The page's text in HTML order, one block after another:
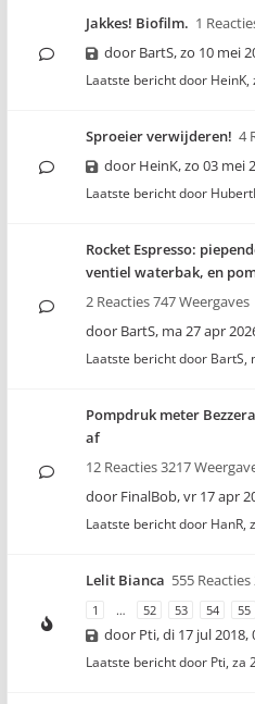
Jakkes! Biofilm. 1
door BartS,zo 10 mei
Laatste bericht door HeinK,
Sproeier verwijderen! 4
door HeinK,zo 03 mei
Laatste bericht door
Rocket Espresso:
ventiel waterbak, en
2 Reacties 747 Weergaves
door BartS, ma 27 apr
Laatste bericht door BartS,
Pompdruk meter
af
12 Reacties 3217
door FinalBob,vr 17 apr
Laatste bericht door HanR,
Lelit Bianca 555
1 … 52 53 54 55
door Pti,di 17 jul 2018,
Laatste bericht door Pti, za